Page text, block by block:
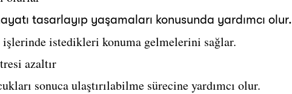
tasarlayıp yaşamaları konusunda yardımcı olur.
işlerinde istedikleri konuma gelmelerini sağlar.
azaltır
sonuca ulaştırılabilme sürecine yardımcı olur.